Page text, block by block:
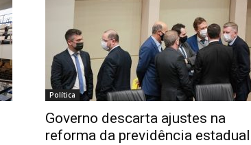
Política
Governo descarta ajustes na
reforma da previdência estadual